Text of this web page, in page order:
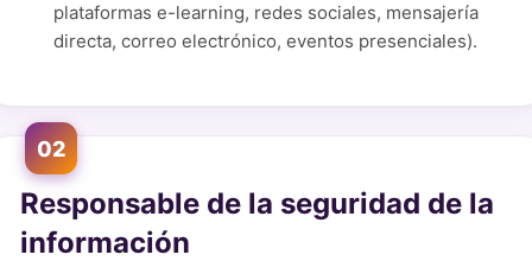
plataformas e-learning, redes sociales, mensajería
directa, correo electrónico, eventos presenciales).
02
Responsable de la seguridad de la
información